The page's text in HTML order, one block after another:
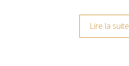
Lire la suite